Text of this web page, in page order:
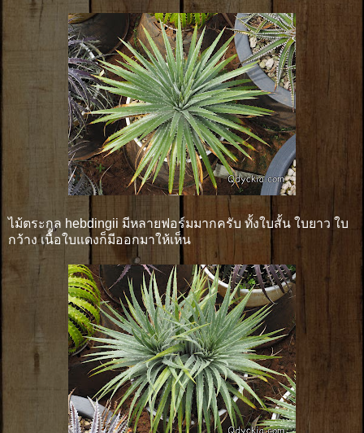
ไม้ตระกูล hebdingii มีหลายฟอร์มมากครับ ทั้งใบสั้น ใบยาว ใบ
กว้าง เนื้อใบแดงก็มีออกมาให้เห็น